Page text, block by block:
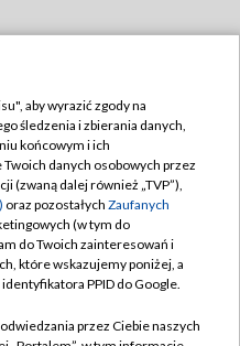
TVP
aby wyrazić zgody na
śledzenia i zbierania danych,
końcowym i ich
danych osobowych przez
(zwaną dalej również „TVP”),
oraz pozostałych Zaufanych
(w tym do
do Twoich zainteresowań i
które wskazujemy poniżej, a
PPID do Google.
przez Ciebie naszych